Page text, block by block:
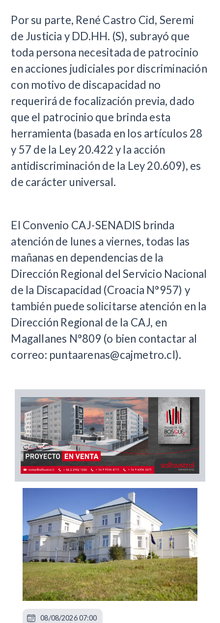
Por su parte, René Castro Cid, Seremi
de Justicia y DD.HH. (S), subrayó que
toda persona necesitada de patrocinio
en acciones judiciales por discriminación
con motivo de discapacidad no
requerirá de focalización previa, dado
que el patrocinio que brinda esta
herramienta (basada en los artículos 28
y 57 de la Ley 20.422 y la acción
antidiscriminación de la Ley 20.609), es
de carácter universal.
El Convenio CAJ-SENADIS brinda
atención de lunes a viernes, todas las
mañanas en dependencias de la
Dirección Regional del Servicio Nacional
de la Discapacidad (Croacia N°957) y
también puede solicitarse atención en la
Dirección Regional de la CAJ, en
Magallanes N°809 (o bien contactar al
correo: puntaarenas@cajmetro.cl).
08/08/2026 07:00